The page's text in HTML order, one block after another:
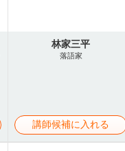
林家三平
落語家
講師候補に入れる